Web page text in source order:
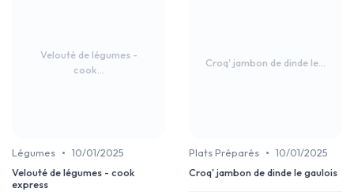
Velouté de légumes -
cook...
Légumes • 10/01/2025
Velouté de légumes - cook
express
Croq' jambon de dinde le...
Plats Préparés • 10/01/2025
Croq' jambon de dinde le gaulois